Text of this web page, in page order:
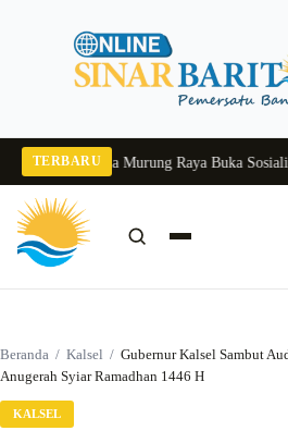
TERBARU
Pj Sekda Murung Raya Buka Sosialisasi
Beranda / Kalsel / Gubernur Kalsel Sambut
Anugerah Syiar Ramadhan 1446 H
KALSEL